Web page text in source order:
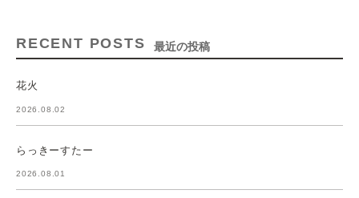
RECENT POSTS 最近の投稿
花火
2026.08.02
らっきーすたー
2026.08.01